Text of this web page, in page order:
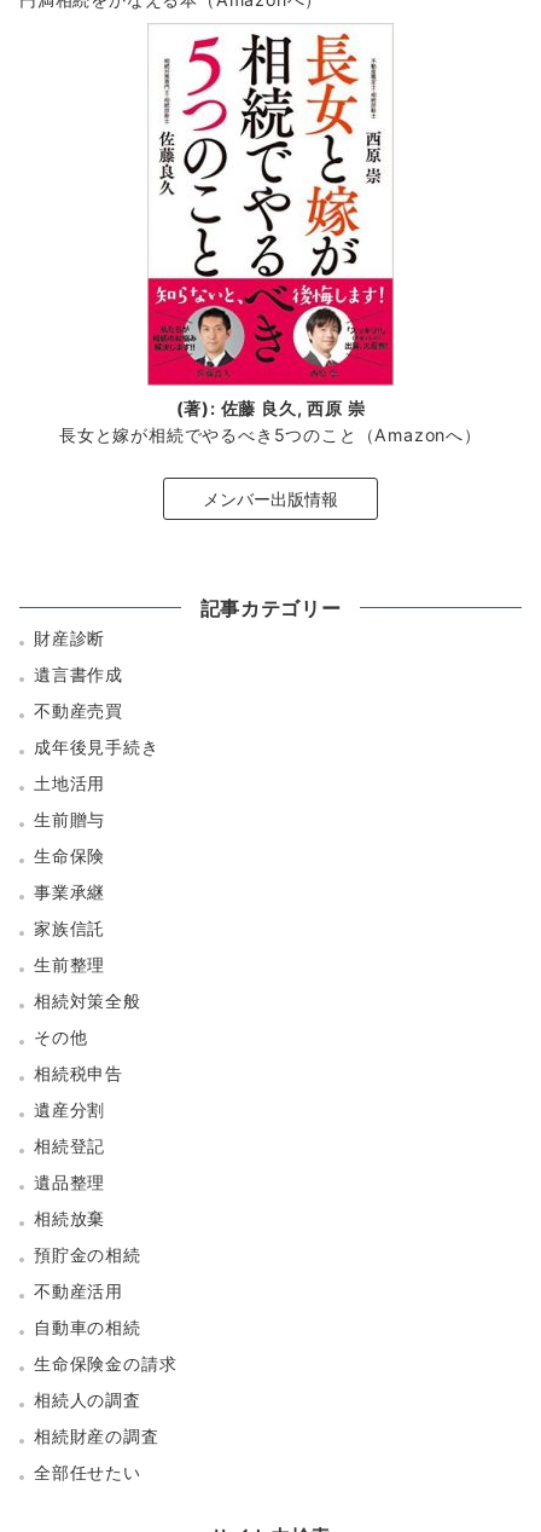
(著): 佐藤 良久, 西原 崇
長女と嫁が相続でやるべき5つのこと（Amazonへ）
メンバー出版情報
記事カテゴリー
財産診断
遺言書作成
不動産売買
成年後見手続き
土地活用
生前贈与
生命保険
事業承継
家族信託
生前整理
相続対策全般
その他
相続税申告
遺産分割
相続登記
遺品整理
相続放棄
預貯金の相続
不動産活用
自動車の相続
生命保険金の請求
相続人の調査
相続財産の調査
全部任せたい